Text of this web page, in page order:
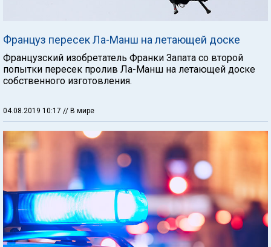
Француз пересек Ла-Манш на летающей доске
Французский изобретатель Франки Запата со второй
попытки пересек пролив Ла-Манш на летающей доске
собственного изготовления.
04.08.2019 10:17 // В мире